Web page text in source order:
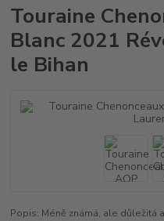
Touraine
Blanc 2021
le Bihan
Popis: Méně známá, ale důležitá